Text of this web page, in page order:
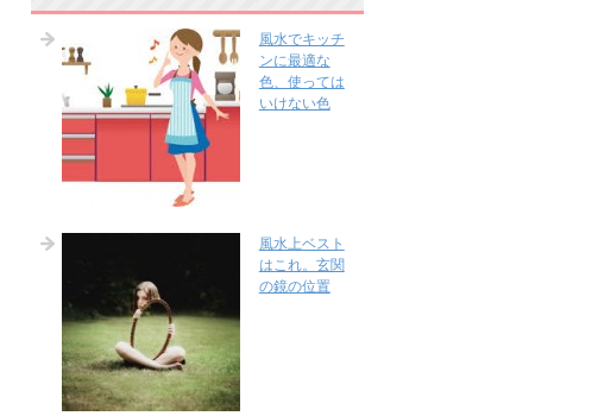
風水でキッチ
ンに最適な
色、使っては
いけない色
風水上ベスト
はこれ。玄関
の鏡の位置